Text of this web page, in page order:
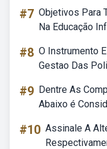
#7 Objetivos Para
Na Educação
#8 O Instrumento
Gestao Das
#9 Dentre As
Abaixo é
#10 Assinale A